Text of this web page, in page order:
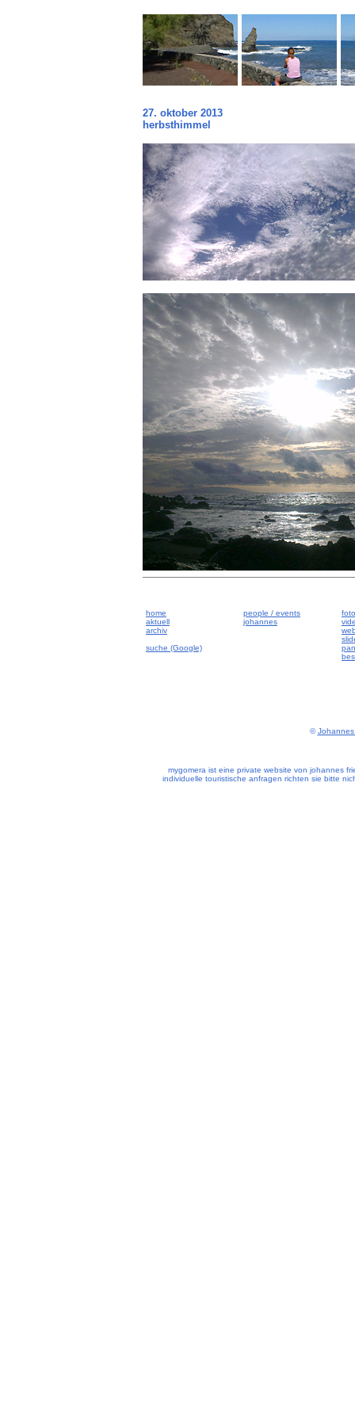
27. oktober 2013
herbsthimmel
home
aktuell
archiv
suche (Google)
people / events
johannes
©Johannes
mygomera ist eine private website von johannes
individuelle touristische anfragen richten sie bitte